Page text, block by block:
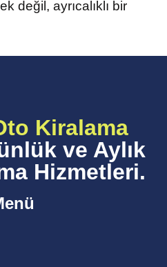
değil, ayrıcalıklı bir
Kiralama
ve Aylık
Hizmetleri.